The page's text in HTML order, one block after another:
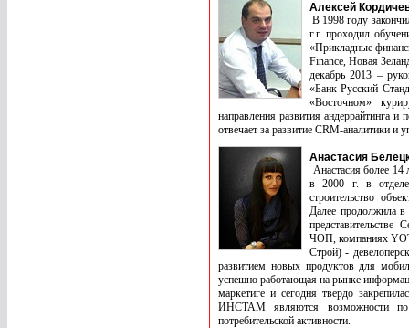
Алексей
В 1998 году
г.г. проходил
«Прикладные
Finance, Новая
декабрь 2013 –
«Банк Русский
«Восточном»
направления развития андеррайтинга
отвечает за развитие CRM-аналитики и
Анастасия
Анастасия более 14
в 2000 г. в
строительство
Далее продолжила в
ЧОП, компаниях
Строй) -
развитием новых продуктов для
успешно работающая на рынке
маркетиге и сегодня твердо
ИНСТАМ являются возможности по
потребительской активности.